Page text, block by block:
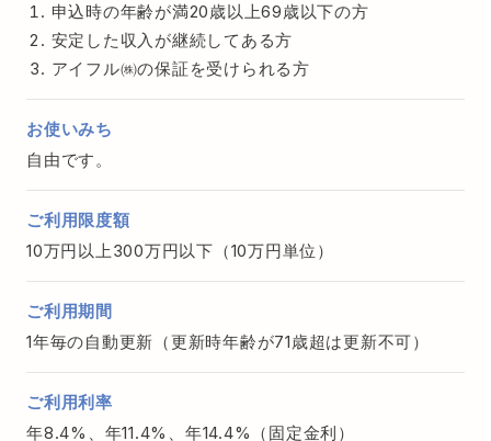
申込時の年齢が満20歳以上69歳以下の方
安定した収入が継続してある方
アイフル㈱の保証を受けられる方
お使いみち
自由です。
ご利用限度額
10万円以上300万円以下（10万円単位）
ご利用期間
1年毎の自動更新（更新時年齢が71歳超は更新不可）
ご利用利率
年8.4%、年11.4%、年14.4%（固定金利）